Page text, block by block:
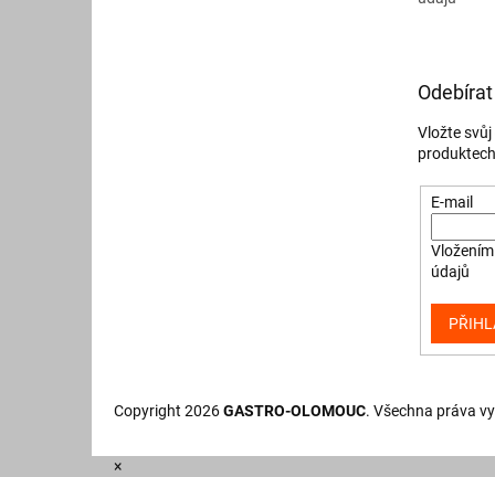
Vložte
E-mail
údajů
Copyright 2026GASTRO-OLOMOUC. Všechna práva
×